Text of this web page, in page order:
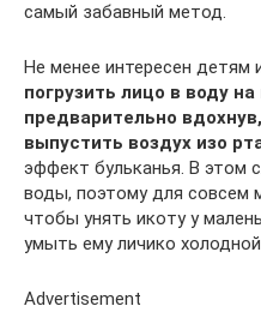
самый забавный метод.
Не менее интересен детям
погрузить лицо в воду
предварительно
выпустить воздух изо
эффект бульканья. В этом
воды, поэтому для совсем
чтобы унять икоту у
умыть ему личико
Advertisement